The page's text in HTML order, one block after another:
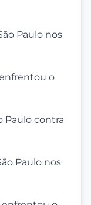
Paulo nos
o
Paulo contra
Paulo nos